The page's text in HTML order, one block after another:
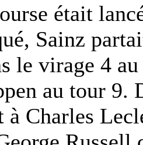
était
Sainz
le virage 4
au tour 9.
à Charles